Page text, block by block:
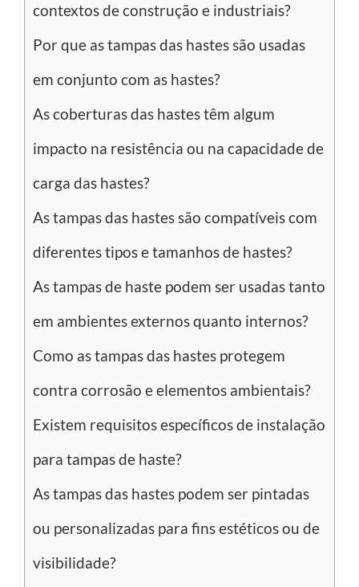
contextos de construção e industriais?
Por que as tampas das hastes são usadas
em conjunto com as hastes?
As coberturas das hastes têm algum
impacto na resistência ou na capacidade de
carga das hastes?
As tampas das hastes são compatíveis com
diferentes tipos e tamanhos de hastes?
As tampas de haste podem ser usadas tanto
em ambientes externos quanto internos?
Como as tampas das hastes protegem
contra corrosão e elementos ambientais?
Existem requisitos específicos de instalação
para tampas de haste?
As tampas das hastes podem ser pintadas
ou personalizadas para fins estéticos ou de
visibilidade?